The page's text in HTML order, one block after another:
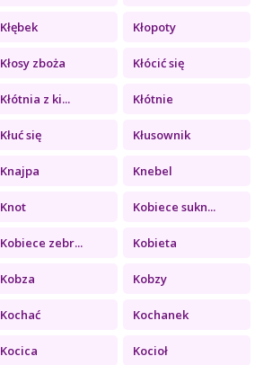
Kłębek Kłopoty
Kłosy zboża Kłócić się
Kłótnia z ki... Kłótnie
Kłuć się Kłusownik
Knajpa Knebel
Knot Kobiece sukn...
Kobiece zebr... Kobieta
Kobza Kobzy
Kochać Kochanek
Kocica Kocioł